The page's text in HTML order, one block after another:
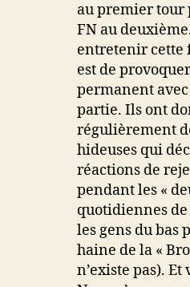
au premier tour
FN au
entretenir cette
est de
permanent
partie. Ils ont
régulièrement
hideuses qui
réactions de
pendant les «
quotidiennes
les gens du bas
haine de la «
n’existe pas). Et